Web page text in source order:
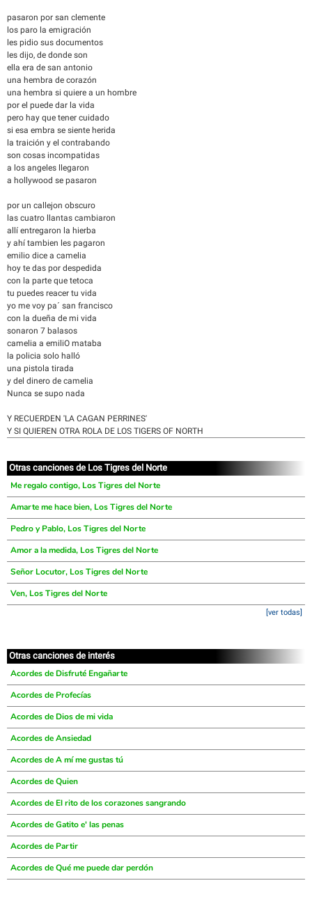
pasaron por san clemente
los paro la emigración
les pidio sus documentos
les dijo, de donde son
ella era de san antonio
una hembra de corazón
una hembra si quiere a un hombre
por el puede dar la vida
pero hay que tener cuidado
si esa embra se siente herida
la traición y el contrabando
son cosas incompatidas
a los angeles llegaron
a hollywood se pasaron
por un callejon obscuro
las cuatro llantas cambiaron
allí entregaron la hierba
y ahí tambien les pagaron
emilio dice a camelia
hoy te das por despedida
con la parte que tetoca
tu puedes reacer tu vida
yo me voy pa´ san francisco
con la dueña de mi vida
sonaron 7 balasos
camelia a emiliO mataba
la policia solo halló
una pistola tirada
y del dinero de camelia
Nunca se supo nada
Y RECUERDEN 'LA CAGAN PERRINES'
Y SI QUIEREN OTRA ROLA DE LOS TIGERS OF NORTH
Otras canciones de Los Tigres del Norte
Me regalo contigo, Los Tigres del Norte
Amarte me hace bien, Los Tigres del Norte
Pedro y Pablo, Los Tigres del Norte
Amor a la medida, Los Tigres del Norte
Señor Locutor, Los Tigres del Norte
Ven, Los Tigres del Norte
[ver todas]
Otras canciones de interés
Acordes de Disfruté Engañarte
Acordes de Profecías
Acordes de Dios de mi vida
Acordes de Ansiedad
Acordes de A mí me gustas tú
Acordes de Quien
Acordes de El rito de los corazones sangrando
Acordes de Gatito e' las penas
Acordes de Partir
Acordes de Qué me puede dar perdón